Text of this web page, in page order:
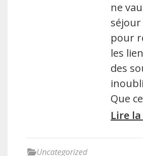
ne
pour
les
des
Que
Lire
Uncategorized